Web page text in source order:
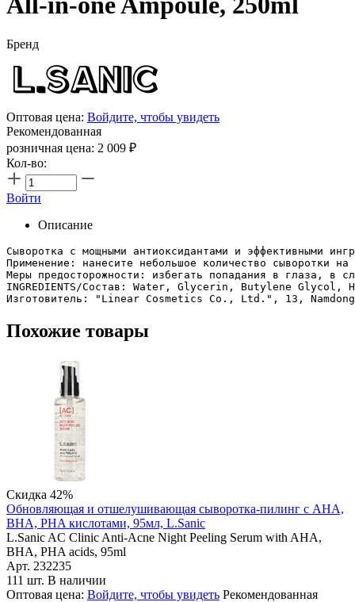
Бренд
Оптовая цена: Войдите, чтобы увидеть
Рекомендованная
розничная цена: 2 009 ₽
Кол-во:
Войти
Описание
Сыворотка с мощными антиоксидантами и эффективными
Применение: нанесите небольшое количество сыворотки
Меры предосторожности: избегать попадания в глаза, в
INGREDIENTS/Состав: Water, Glycerin, Butylene
Изготовитель: "Linear Cosmetics Co., Ltd.", 13,
Похожие товары
Скидка 42%
Обновляющая и отшелушивающая сыворотка-пилинг с AHA,
BHA, PHA кислотами, 95мл, L.Sanic
L.Sanic AC Clinic Anti-Acne Night Peeling Serum with AHA,
BHA, PHA acids, 95ml
Арт. 232235
111 шт. В наличии
Оптовая цена: Войдите, чтобы увидеть Рекомендованная